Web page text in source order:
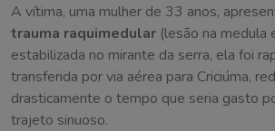
A vítima, uma mulher de 33 anos,
trauma raquimedular (lesão na medula
estabilizada no mirante da serra, ela foi
transferida por via aérea para Criciúma,
drasticamente o tempo que seria gasto
trajeto sinuoso.